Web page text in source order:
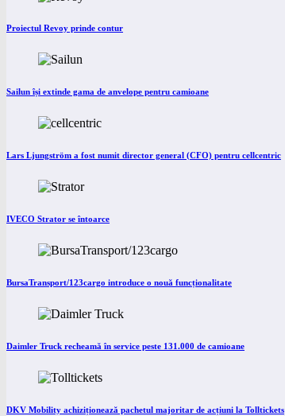
Proiectul Revoy prinde contur
Sailun își extinde gama de anvelope pentru camioane
Lars Ljungström a fost numit director general (CFO) pentru cellcentric
IVECO Strator se întoarce
BursaTransport/123cargo introduce o nouă funcționalitate
Daimler Truck recheamă în service peste 131.000 de camioane
DKV Mobility achiziționează pachetul majoritar de acțiuni la Tolltickets